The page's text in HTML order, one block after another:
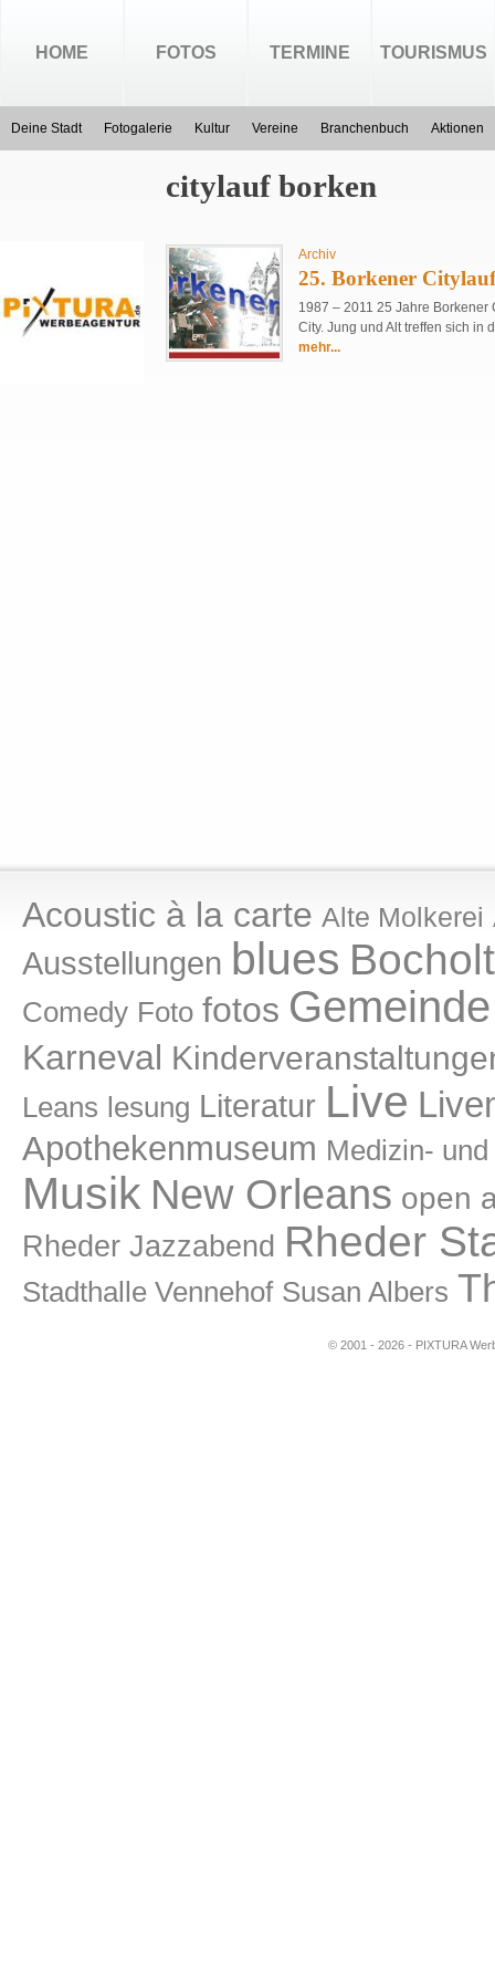
HOME FOTOS TERMINE TOURISMUS
Deine Stadt Fotogalerie Kultur Vereine Branchenbuch Aktionen
citylauf borken
Archiv
25. Borkener Citylauf
1987 – 2011 25 Jahre Borkener
City. Jung und Alt treffen sich in
mehr...
Acoustic à la carte Alte Molkerei
Ausstellungen blues Bocholt
Comedy Foto fotos
Karneval
Leans lesung Literatur Live
Apothekenmuseum Medizin-
Musik New Orleans open
Rheder Jazzabend Rheder
Stadthalle Vennehof Susan Albers
© 2001 - 2026 - PIXTURA